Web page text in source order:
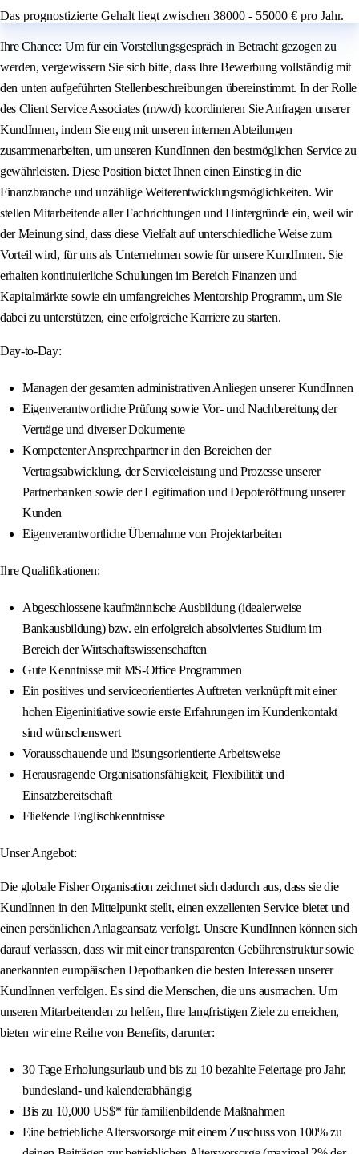
Das prognostizierte Gehalt liegt zwischen 38000 - 55000 € pro Jahr.
Ihre Chance: Um für ein Vorstellungsgespräch in Betracht gezogen zu
werden, vergewissern Sie sich bitte, dass Ihre Bewerbung vollständig mit
den unten aufgeführten Stellenbeschreibungen übereinstimmt. In der Rolle
des Client Service Associates (m/w/d) koordinieren Sie Anfragen unserer
KundInnen, indem Sie eng mit unseren internen Abteilungen
zusammenarbeiten, um unseren KundInnen den bestmöglichen Service zu
gewährleisten. Diese Position bietet Ihnen einen Einstieg in die
Finanzbranche und unzählige Weiterentwicklungsmöglichkeiten. Wir
stellen Mitarbeitende aller Fachrichtungen und Hintergründe ein, weil wir
der Meinung sind, dass diese Vielfalt auf unterschiedliche Weise zum
Vorteil wird, für uns als Unternehmen sowie für unsere KundInnen. Sie
erhalten kontinuierliche Schulungen im Bereich Finanzen und
Kapitalmärkte sowie ein umfangreiches Mentorship Programm, um Sie
dabei zu unterstützen, eine erfolgreiche Karriere zu starten.
Day-to-Day:
Managen der gesamten administrativen Anliegen unserer KundInnen
Eigenverantwortliche Prüfung sowie Vor- und Nachbereitung der
Verträge und diverser Dokumente
Kompetenter Ansprechpartner in den Bereichen der
Vertragsabwicklung, der Serviceleistung und Prozesse unserer
Partnerbanken sowie der Legitimation und Depoteröffnung unserer
Kunden
Eigenverantwortliche Übernahme von Projektarbeiten
Ihre Qualifikationen:
Abgeschlossene kaufmännische Ausbildung (idealerweise
Bankausbildung) bzw. ein erfolgreich absolviertes Studium im
Bereich der Wirtschaftswissenschaften
Gute Kenntnisse mit MS-Office Programmen
Ein positives und serviceorientiertes Auftreten verknüpft mit einer
hohen Eigeninitiative sowie erste Erfahrungen im Kundenkontakt
sind wünschenswert
Vorausschauende und lösungsorientierte Arbeitsweise
Herausragende Organisationsfähigkeit, Flexibilität und
Einsatzbereitschaft
Fließende Englischkenntnisse
Unser Angebot:
Die globale Fisher Organisation zeichnet sich dadurch aus, dass sie die
KundInnen in den Mittelpunkt stellt, einen exzellenten Service bietet und
einen persönlichen Anlageansatz verfolgt. Unsere KundInnen können sich
darauf verlassen, dass wir mit einer transparenten Gebührenstruktur sowie
anerkannten europäischen Depotbanken die besten Interessen unserer
KundInnen verfolgen. Es sind die Menschen, die uns ausmachen. Um
unseren Mitarbeitenden zu helfen, Ihre langfristigen Ziele zu erreichen,
bieten wir eine Reihe von Benefits, darunter:
30 Tage Erholungsurlaub und bis zu 10 bezahlte Feiertage pro Jahr,
bundesland- und kalenderabhängig
Bis zu 10,000 US$* für familienbildende Maßnahmen
Eine betriebliche Altersvorsorge mit einem Zuschuss von 100% zu